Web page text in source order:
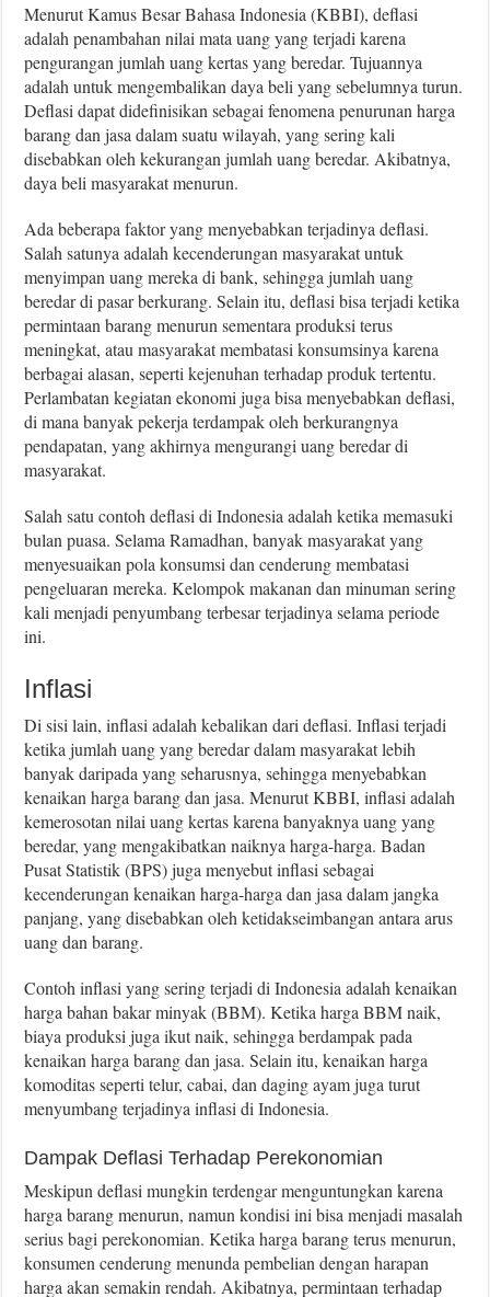
Menurut Kamus Besar Bahasa Indonesia (KBBI), deflasi
adalah penambahan nilai mata uang yang terjadi karena
pengurangan jumlah uang kertas yang beredar. Tujuannya
adalah untuk mengembalikan daya beli yang sebelumnya turun.
Deflasi dapat didefinisikan sebagai fenomena penurunan harga
barang dan jasa dalam suatu wilayah, yang sering kali
disebabkan oleh kekurangan jumlah uang beredar. Akibatnya,
daya beli masyarakat menurun.
Ada beberapa faktor yang menyebabkan terjadinya deflasi.
Salah satunya adalah kecenderungan masyarakat untuk
menyimpan uang mereka di bank, sehingga jumlah uang
beredar di pasar berkurang. Selain itu, deflasi bisa terjadi ketika
permintaan barang menurun sementara produksi terus
meningkat, atau masyarakat membatasi konsumsinya karena
berbagai alasan, seperti kejenuhan terhadap produk tertentu.
Perlambatan kegiatan ekonomi juga bisa menyebabkan deflasi,
di mana banyak pekerja terdampak oleh berkurangnya
pendapatan, yang akhirnya mengurangi uang beredar di
masyarakat.
Salah satu contoh deflasi di Indonesia adalah ketika memasuki
bulan puasa. Selama Ramadhan, banyak masyarakat yang
menyesuaikan pola konsumsi dan cenderung membatasi
pengeluaran mereka. Kelompok makanan dan minuman sering
kali menjadi penyumbang terbesar terjadinya selama periode
ini.
Inflasi
Di sisi lain, inflasi adalah kebalikan dari deflasi. Inflasi terjadi
ketika jumlah uang yang beredar dalam masyarakat lebih
banyak daripada yang seharusnya, sehingga menyebabkan
kenaikan harga barang dan jasa. Menurut KBBI, inflasi adalah
kemerosotan nilai uang kertas karena banyaknya uang yang
beredar, yang mengakibatkan naiknya harga-harga. Badan
Pusat Statistik (BPS) juga menyebut inflasi sebagai
kecenderungan kenaikan harga-harga dan jasa dalam jangka
panjang, yang disebabkan oleh ketidakseimbangan antara arus
uang dan barang.
Contoh inflasi yang sering terjadi di Indonesia adalah kenaikan
harga bahan bakar minyak (BBM). Ketika harga BBM naik,
biaya produksi juga ikut naik, sehingga berdampak pada
kenaikan harga barang dan jasa. Selain itu, kenaikan harga
komoditas seperti telur, cabai, dan daging ayam juga turut
menyumbang terjadinya inflasi di Indonesia.
Dampak Deflasi Terhadap Perekonomian
Meskipun deflasi mungkin terdengar menguntungkan karena
harga barang menurun, namun kondisi ini bisa menjadi masalah
serius bagi perekonomian. Ketika harga barang terus menurun,
konsumen cenderung menunda pembelian dengan harapan
harga akan semakin rendah. Akibatnya, permintaan terhadap